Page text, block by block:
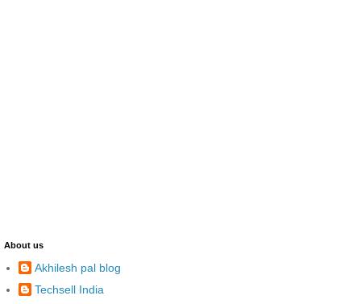
About us
Akhilesh pal blog
Techsell India